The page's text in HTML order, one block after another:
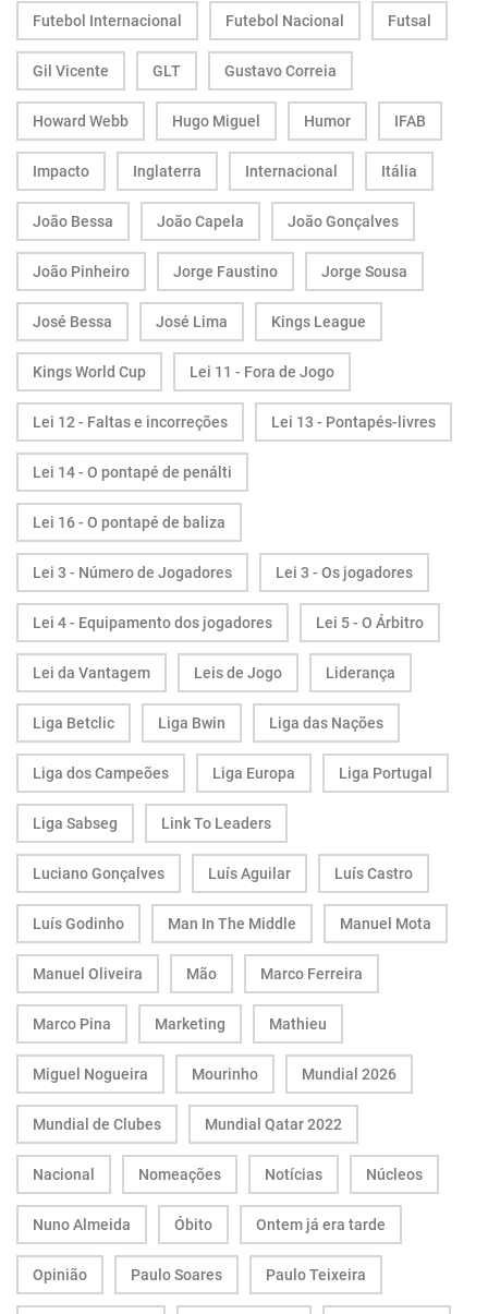
Futebol Internacional Futebol Nacional Futsal
Gil Vicente GLT Gustavo Correia
Howard Webb Hugo Miguel Humor IFAB
Impacto Inglaterra Internacional Itália
João Bessa João Capela João Gonçalves
João Pinheiro Jorge Faustino Jorge Sousa
José Bessa José Lima Kings League
Kings World Cup Lei 11 - Fora de Jogo
Lei 12 - Faltas e incorreções Lei 13 - Pontapés-livres
Lei 14 - O pontapé de penálti
Lei 16 - O pontapé de baliza
Lei 3 - Número de Jogadores Lei 3 - Os jogadores
Lei 4 - Equipamento dos jogadores Lei 5 - O Árbitro
Lei da Vantagem Leis de Jogo Liderança
Liga Betclic Liga Bwin Liga das Nações
Liga dos Campeões Liga Europa Liga Portugal
Liga Sabseg Link To Leaders
Luciano Gonçalves Luís Aguilar Luís Castro
Luís Godinho Man In The Middle Manuel Mota
Manuel Oliveira Mão Marco Ferreira
Marco Pina Marketing Mathieu
Miguel Nogueira Mourinho Mundial 2026
Mundial de Clubes Mundial Qatar 2022
Nacional Nomeações Notícias Núcleos
Nuno Almeida Óbito Ontem já era tarde
Opinião Paulo Soares Paulo Teixeira